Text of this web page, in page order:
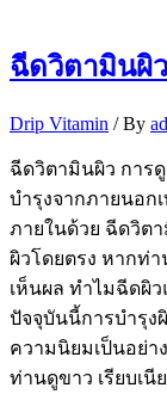
ฉีดวิตามินผิว
Drip Vitamin / By
ฉีดวิตามินผิว การ
บำรุงจากภายนอก
ภายในด้วย ฉีดวิตา
ผิวโดยตรง หากท่
เห็นผล ทำไมฉีดผิ
ปัจจุบันนี้การบำรุง
ความนิยมเป็นอย่า
ท่านดูขาว เรียบเ